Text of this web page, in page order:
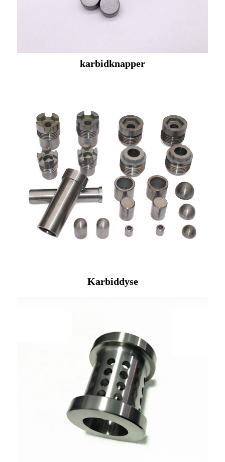
karbidknapper
Karbiddyse